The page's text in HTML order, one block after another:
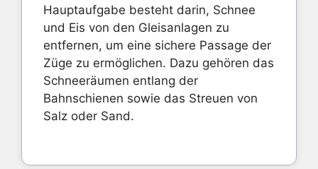
Hauptaufgabe besteht darin, Schnee
und Eis von den Gleisanlagen zu
entfernen, um eine sichere Passage der
Züge zu ermöglichen. Dazu gehören das
Schneeräumen entlang der
Bahnschienen sowie das Streuen von
Salz oder Sand.